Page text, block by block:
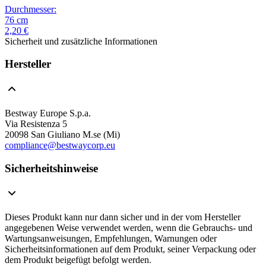
Durchmesser:
76 cm
2,20 €
Sicherheit und zusätzliche Informationen
Hersteller
Bestway Europe S.p.a.
Via Resistenza 5
20098 San Giuliano M.se (Mi)
compliance@bestwaycorp.eu
Sicherheitshinweise
Dieses Produkt kann nur dann sicher und in der vom Hersteller
angegebenen Weise verwendet werden, wenn die Gebrauchs- und
Wartungsanweisungen, Empfehlungen, Warnungen oder
Sicherheitsinformationen auf dem Produkt, seiner Verpackung oder
dem Produkt beigefügt befolgt werden.